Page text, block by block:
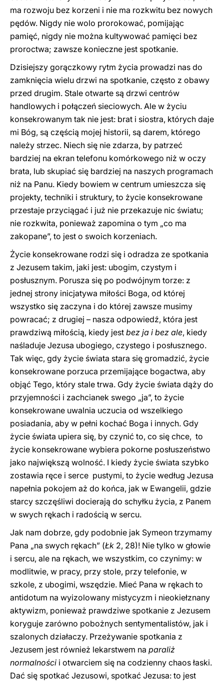
ma rozwoju bez korzeni i nie ma rozkwitu bez nowych
pędów. Nigdy nie wolo prorokować, pomijając
pamięć, nigdy nie można kultywować pamięci bez
proroctwa; zawsze konieczne jest spotkanie.
Dzisiejszy gorączkowy rytm życia prowadzi nas do
zamknięcia wielu drzwi na spotkanie, często z obawy
przed drugim. Stale otwarte są drzwi centrów
handlowych i połączeń sieciowych. Ale w życiu
konsekrowanym tak nie jest: brat i siostra, których daje
mi Bóg, są częścią mojej historii, są darem, którego
należy strzec. Niech się nie zdarza, by patrzeć
bardziej na ekran telefonu komórkowego niż w oczy
brata, lub skupiać się bardziej na naszych programach
niż na Panu. Kiedy bowiem w centrum umieszcza się
projekty, techniki i struktury, to życie konsekrowane
przestaje przyciągać i już nie przekazuje nic światu;
nie rozkwita, ponieważ zapomina o tym „co ma
zakopane”, to jest o swoich korzeniach.
Życie konsekrowane rodzi się i odradza ze spotkania
z Jezusem takim, jaki jest: ubogim, czystym i
posłusznym. Porusza się po podwójnym torze: z
jednej strony inicjatywa miłości Boga, od której
wszystko się zaczyna i do której zawsze musimy
powracać; z drugiej – nasza odpowiedź, która jest
prawdziwą miłością, kiedy jest bez ja i bez ale, kiedy
naśladuje Jezusa ubogiego, czystego i posłusznego.
Tak więc, gdy życie świata stara się gromadzić, życie
konsekrowane porzuca przemijające bogactwa, aby
objąć Tego, który stale trwa. Gdy życie świata dąży do
przyjemności i zachcianek swego „ja”, to życie
konsekrowane uwalnia uczucia od wszelkiego
posiadania, aby w pełni kochać Boga i innych. Gdy
życie świata upiera się, by czynić to, co się chce, to
życie konsekrowane wybiera pokorne posłuszeństwo
jako największą wolność. I kiedy życie świata szybko
zostawia ręce i serce pustymi, to życie według Jezusa
napełnia pokojem aż do końca, jak w Ewangelii, gdzie
starcy szczęśliwi docierają do schyłku życia, z Panem
w swych rękach i radością w sercu.
Jak nam dobrze, gdy podobnie jak Symeon trzymamy
Pana „na swych rękach” (Łk 2, 28)! Nie tylko w głowie
i sercu, ale na rękach, we wszystkim, co czynimy: w
modlitwie, w pracy, przy stole, przy telefonie, w
szkole, z ubogimi, wszędzie. Mieć Pana w rękach to
antidotum na wyizolowany mistycyzm i nieokiełznany
aktywizm, ponieważ prawdziwe spotkanie z Jezusem
koryguje zarówno pobożnych sentymentalistów, jak i
szalonych działaczy. Przeżywanie spotkania z
Jezusem jest również lekarstwem na paraliż
normalności i otwarciem się na codzienny chaos łaski.
Dać się spotkać Jezusowi, spotkać Jezusa: to jest